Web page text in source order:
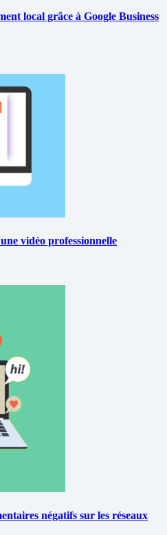
local grâce à Google Business
vidéo professionnelle
négatifs sur les réseaux